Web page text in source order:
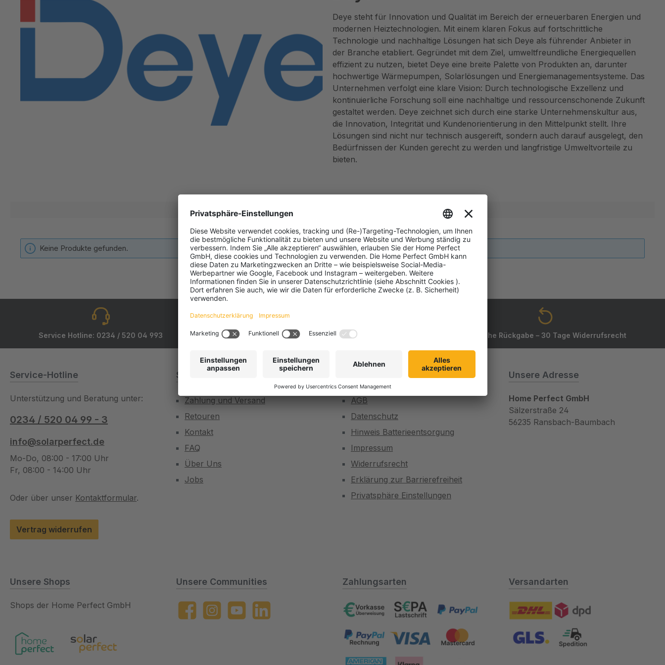
Deye steht für Innovation und Qualität im Bereich der erneuerbaren Energien und
modernen Heiztechnologien. Mit einem klaren Fokus auf fortschrittliche
Technologie und nachhaltige Lösungen hat sich Deye als führender Anbieter in
der Branche etabliert. Gegründet mit dem Ziel, umweltfreundliche Energiequellen
effizient zu nutzen, bietet Deye eine breite Palette von Produkten an, darunter
hochwertige Wärmepumpen, Solarlösungen und Energiemanagementsysteme. Das
Unternehmen verfolgt eine klare Vision: Durch technologische Exzellenz und
kontinuierliche Forschung soll eine nachhaltige und ressourcenschonende Zukunft
gestaltet werden. Deye zeichnet sich durch eine starke Unternehmenskultur aus,
die Innovation, Integrität und Kundenorientierung in den Mittelpunkt stellt. Ihre
Lösungen sind nicht nur technisch ausgereift, sondern auch darauf ausgelegt, den
Bedürfnissen der Kunden gerecht zu werden und langfristige Umweltvorteile zu
bieten.
Keine Produkte gefunden.
Service Hotline: 0234 / 520 04 993 Kostenloser Versand ab 150 € (DE / Paket) Einfache Rückgabe – 30 Tage Widerrufsrecht
Service-Hotline
Unterstützung und Beratung unter:
0234 / 520 04 99 - 3
info@solarperfect.de
Mo-Do, 08:00 - 17:00 Uhr
Fr, 08:00 - 14:00 Uhr
Oder über unser Kontaktformular.
Vertrag widerrufen
Service/Hilfe
Zahlung und Versand
Retouren
Kontakt
FAQ
Über Uns
Jobs
Rechtliche Informationen
AGB
Datenschutz
Hinweis Batterieentsorgung
Impressum
Widerrufsrecht
Erklärung zur Barrierefreiheit
Privatsphäre Einstellungen
Zahlungsarten
Vorkasse, Lastschrift, Paypal
Versandarten
Unsere Adresse
Home Perfect GmbH
Sälzerstraße 24
56235 Ransbach-Baumbach
Unsere Communities
FacebookInstagramYouTubeLinkedIn
Unsere Shops
Shops der Home Perfect GmbH